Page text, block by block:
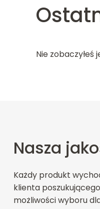
Nie
Nasza
Każdy produkt
klienta
możliwości wyboru